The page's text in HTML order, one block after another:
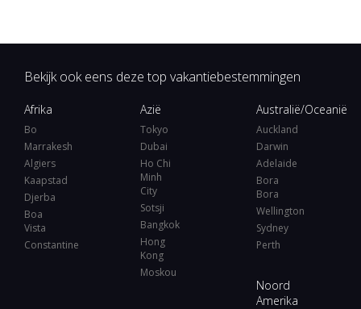
Bekijk ook eens deze top vakantiebestemmingen
Afrika
Bo
Marrakesh
Algiers
Kaapstad
Djerba
Boa
Vista
Constantine
Azië
Tokyo
Dubai
Ho Chi
Minh
City
Sotsji
Bangkok
Hong
Kong
Moskou
Australië/Oceanië
Auckland
Darwin
Adelaide
Bora
Bora
Wellington
Sydney
Perth
Noord
Amerika